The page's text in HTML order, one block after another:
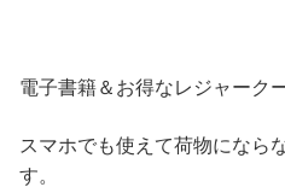
電子書籍＆お得なレジャーク
スマホでも使えて荷物になら
す。